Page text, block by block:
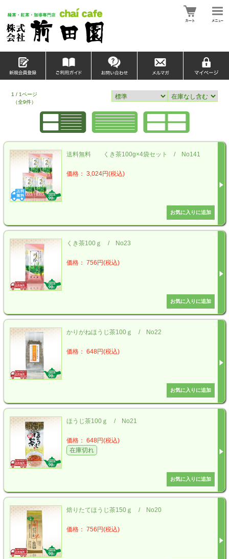
1 / 1ページ
（全9件）
送料無料 くき茶100g×4袋セット / No141
価格： 3,024円(税込)
くき茶100ｇ / No23
価格： 756円(税込)
かりがねほうじ茶100ｇ / No22
価格： 648円(税込)
ほうじ茶100ｇ / No21
価格： 648円(税込)
在庫切れ
焙りたてほうじ茶150ｇ / No20
価格： 756円(税込)